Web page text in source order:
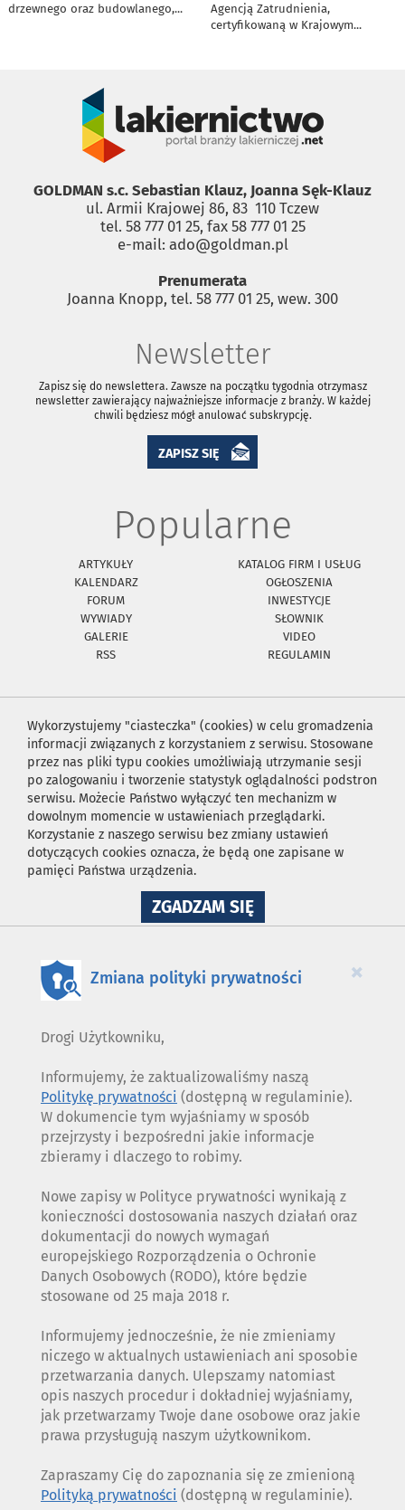
drzewnego oraz budowlanego,...
Agencją Zatrudnienia,
certyfikowaną w Krajowym...
GOLDMAN s.c. Sebastian Klauz, Joanna Sęk-Klauz
ul. Armii Krajowej 86, 83 ­ 110 Tczew
tel. 58 777 01 25, fax 58 777 01 25
e-mail: ado@goldman.pl
Prenumerata
Joanna Knopp, tel. 58 777 01 25, wew. 300
Newsletter
Zapisz się do newslettera. Zawsze na początku tygodnia otrzymasz
newsletter zawierający najważniejsze informacje z branży. W każdej
chwili będziesz mógł anulować subskrypcję.
ZAPISZ SIĘ
Popularne
ARTYKUŁY
KATALOG FIRM I USŁUG
KALENDARZ
OGŁOSZENIA
FORUM
INWESTYCJE
WYWIADY
SŁOWNIK
GALERIE
VIDEO
RSS
REGULAMIN
Wykorzystujemy "ciasteczka" (cookies) w celu gromadzenia
informacji związanych z korzystaniem z serwisu. Stosowane
przez nas pliki typu cookies umożliwiają utrzymanie sesji
po zalogowaniu i tworzenie statystyk oglądalności podstron
serwisu. Możecie Państwo wyłączyć ten mechanizm w
dowolnym momencie w ustawieniach przeglądarki.
Korzystanie z naszego serwisu bez zmiany ustawień
dotyczących cookies oznacza, że będą one zapisane w
pamięci Państwa urządzenia.
ZGADZAM SIĘNA
WYKORZYSTANIE
×
Zmiana polityki prywatności
Drogi Użytkowniku,
Informujemy, że zaktualizowaliśmy naszą
Politykę prywatności (dostępną w regulaminie).
W dokumencie tym wyjaśniamy w sposób
przejrzysty i bezpośredni jakie informacje
zbieramy i dlaczego to robimy.
Nowe zapisy w Polityce prywatności wynikają z
konieczności dostosowania naszych działań oraz
dokumentacji do nowych wymagań
europejskiego Rozporządzenia o Ochronie
Danych Osobowych (RODO), które będzie
stosowane od 25 maja 2018 r.
Informujemy jednocześnie, że nie zmieniamy
niczego w aktualnych ustawieniach ani sposobie
przetwarzania danych. Ulepszamy natomiast
opis naszych procedur i dokładniej wyjaśniamy,
jak przetwarzamy Twoje dane osobowe oraz jakie
prawa przysługują naszym użytkownikom.
Zapraszamy Cię do zapoznania się ze zmienioną
Polityką prywatności (dostępną w regulaminie).